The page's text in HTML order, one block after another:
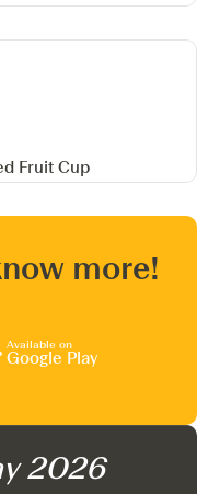
Fruit Cup
more!
Available on
Google Play
2026